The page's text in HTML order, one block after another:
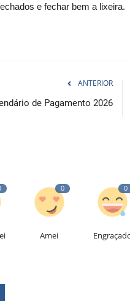
e fechar bem a lixeira.
ANTERIOR
de Pagamento 2026
0
Amei
0